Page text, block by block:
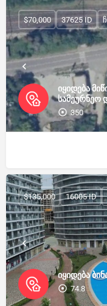
იყიდება
სამეურნეო
350
$70,000 37625 ID
იყიდება
74.8
$135,000 16005 ID